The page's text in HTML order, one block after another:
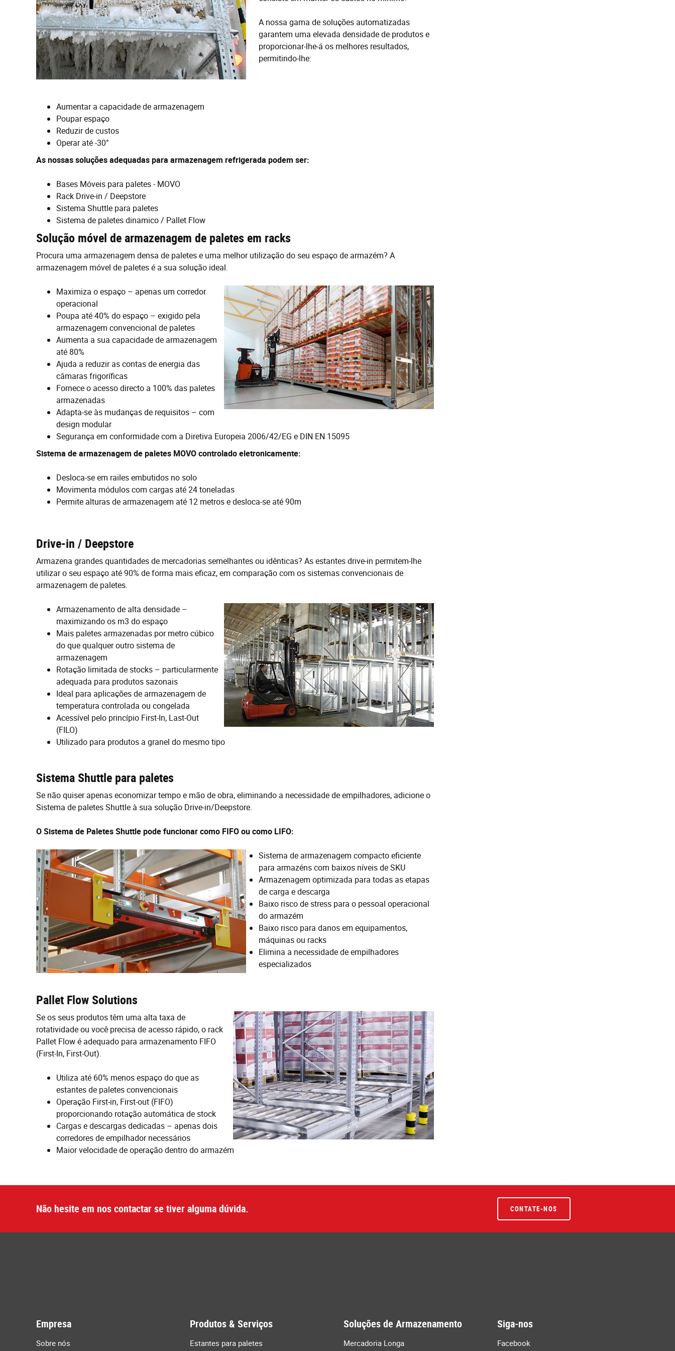
A nossa gama de soluções automatizadas
garantem uma elevada densidade de produtos e
proporcionar-lhe-á os melhores resultados,
permitindo-lhe:
Aumentar a capacidade de armazenagem
Poupar espaço
Reduzir de custos
Operar até -30°
As nossas soluções adequadas para armazenagem refrigerada podem ser:
Bases Móveis para paletes - MOVO
Rack Drive-in / Deepstore
Sistema Shuttle para paletes
Sistema de paletes dinamico / Pallet Flow
Solução móvel de armazenagem de paletes em racks
Procura uma armazenagem densa de paletes e uma melhor utilização do seu espaço de armazém? A
armazenagem móvel de paletes é a sua solução ideal.
Maximiza o espaço – apenas um corredor
operacional
Poupa até 40% do espaço – exigido pela
armazenagem convencional de paletes
Aumenta a sua capacidade de armazenagem
até 80%
Ajuda a reduzir as contas de energia das
câmaras frigoríficas
Forneceo acessodirecto a 100% das paletes
armazenadas
Adapta-se às mudanças de requisitos – com
design modular
Segurança em conformidade com a Diretiva Europeia 2006/42/EG e DIN EN 15095
Sistema de armazenagem de paletes MOVO controlado eletronicamente:
Desloca-se em railes embutidos no solo
Movimenta módulos com cargas até 24 toneladas
Permite alturas de armazenagem até 12 metros e desloca-se até 90m
Drive-in / Deepstore
Armazena grandes quantidades de mercadorias semelhantes ou idênticas? As estantes drive-in permitem-lhe
utilizar o seu espaço até 90% de forma mais eficaz, em comparação com os sistemas convencionais de
armazenagem de paletes.
Armazenamento de alta densidade –
maximizando os m3 do espaço
Mais paletes armazenadas por metro cúbico
do que qualquer outro sistema de
armazenagem
Rotação limitada de stocks – particularmente
adequada para produtos sazonais
Ideal para aplicações de armazenagem de
temperatura controlada ou congelada
Acessível pelo princípio First-In, Last-Out
(FILO)
Utilizado para produtos a granel do mesmo tipo
Sistema Shuttle para paletes
Se não quiser apenas economizar tempo e mão de obra, eliminando a necessidade de empilhadores, adicione o
Sistema de paletes Shuttle à sua solução Drive-in/Deepstore.
O Sistema de Paletes Shuttle pode funcionar como FIFO ou como LIFO:
Sistema de armazenagem compacto eficiente
para armazéns com baixos níveis de SKU
Armazenagem optimizada para todas as etapas
de carga e descarga
Baixo risco de stress para o pessoal operacional
do armazém
Baixo risco para danos em equipamentos,
máquinas ou racks
Elimina a necessidade de empilhadores
especializados
Pallet Flow Solutions
Se os seus produtos têm uma alta taxa de
rotatividade ou você precisa de acesso rápido, o rack
Pallet Flow é adequado para armazenamento FIFO
(First-In, First-Out).
Utiliza até 60% menos espaço do que as
estantes de paletes convencionais
Operação First-in, First-out (FIFO)
proporcionando rotação automática de stock
Cargas e descargas dedicadas – apenas dois
corredores de empilhador necessários
Maior velocidade de operação dentro do armazém
Não hesite em nos contactar se tiver alguma dúvida. CONTATE-NOS
Empresa
Sobre nós
Produtos & Serviços
Estantes para paletes
Soluções de Armazenamento
Mercadoria Longa
Siga-nos
Facebook